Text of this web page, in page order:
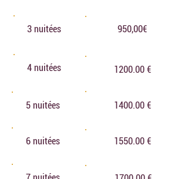
3 nuitées 950,00€
4 nuitées 1200.00 €
5 nuitées 1400.00 €
6 nuitées 1550.00 €